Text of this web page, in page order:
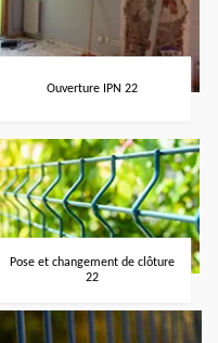
Ouverture IPN 22
Pose et changement de clôture
22